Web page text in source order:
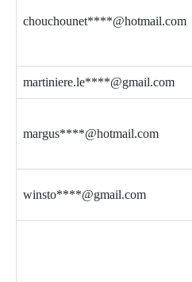
chouchounet****@hotmail.com
martiniere.le****@gmail.com
margus****@hotmail.com
winsto****@gmail.com